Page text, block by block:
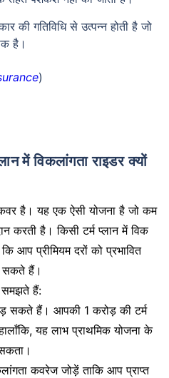
की गतिविधि से उत्पन्न होती है जो
है।
)
कवर है। यह एक ऐसी योजना है जो कम
करती है। किसी टर्म प्लान में विक
आप प्रीमियम दरों को प्रभावित
सकते हैं।
समझते हैं:
सकते हैं। आपकी 1 करोड़ की टर्म
यह लाभ प्राथमिक योजना के
कवरेज जोड़ें ताकि आप प्राप्त
माह
कीमत है — एक गैर-धूम्रपान करने वाले व्यक्ति के लिए, जिसे
प्रति माह, 1 करोड़ के टर्म लाइफ इंश्योरेंस की शुरुआती
पूर्व-मौजूदा बीमारी नहीं है, 46 वर्ष की आयु तक कवर।